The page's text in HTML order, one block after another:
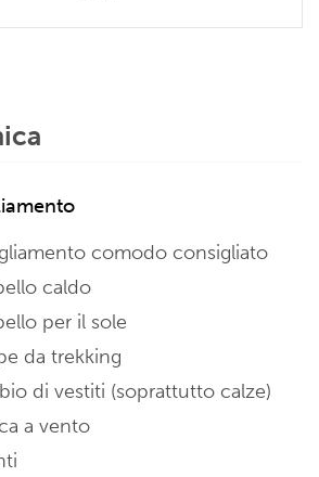
comodo consigliato
caldo
per il sole
da trekking
di vestiti (soprattutto calze)
a vento